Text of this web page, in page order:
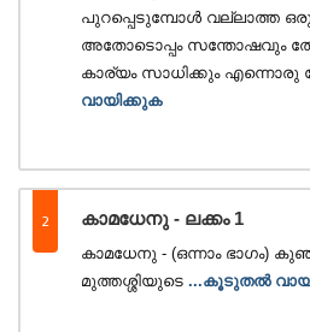
പുറപ്പെടുമ്പോള്‍ വല്ലാത്ത
അതോടൊപ്പം സന്തോഷവും
കാര്യം സാധിക്കും എന്നൊരു
വായിക്കുക
2 കാമധേനു - ലക്കം 1
കാമധേനു - (ഒന്നാം ഭാഗം)
മുത്തശ്ശിയുടെ ...കൂടുതൽ